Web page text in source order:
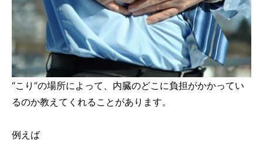
“こり”の場所によって、内臓のどこに負担がかかってい
るのか教えてくれることがあります。
例えば